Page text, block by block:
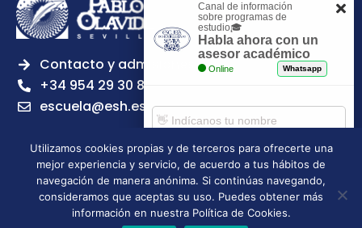
Contacto y admisiones
+34 954 29 30 81
escuela@esh.es
Legal notice Privacy Policy
Cookies Policy
Escuela Superior de Hostelería de Sevilla | 2026 | Todos los
Utilizamos cookies propias y de terceros para ofrecerte una
mejor experiencia y servicio, de acuerdo a tus hábitos de
navegación de manera anónima. Si continúas navegando,
consideramos que aceptas su uso. Puedes obtener más
información en nuestra Política de Cookies.
Canal de información
sobre programas de
estudio🎓
Habla ahora con un
asesor académico
Online Whatsapp
Comenzar chat